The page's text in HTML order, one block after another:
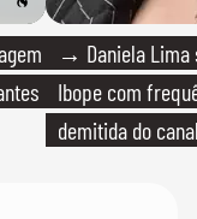
→ Daniela Lima
Ibope com
demitida do